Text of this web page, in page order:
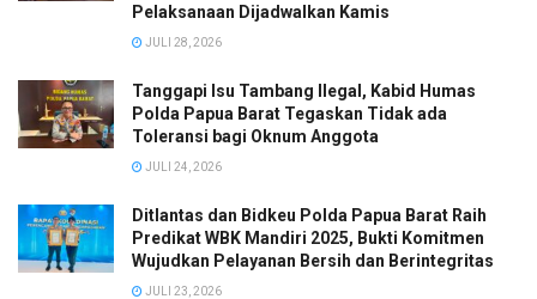
Pelaksanaan Dijadwalkan Kamis
JULI 28, 2026
Tanggapi Isu Tambang Ilegal, Kabid Humas
Polda Papua Barat Tegaskan Tidak ada
Toleransi bagi Oknum Anggota
JULI 24, 2026
Ditlantas dan Bidkeu Polda Papua Barat Raih
Predikat WBK Mandiri 2025, Bukti Komitmen
Wujudkan Pelayanan Bersih dan Berintegritas
JULI 23, 2026